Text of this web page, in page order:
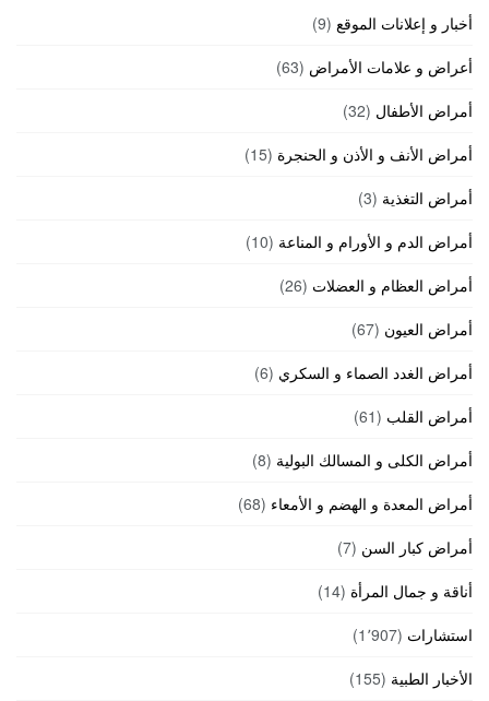
أخبار و إعلانات الموقع (9)
أعراض و علامات الأمراض (63)
أمراض الأطفال (32)
أمراض الأنف و الأذن و الحنجرة (15)
أمراض التغذية (3)
أمراض الدم و الأورام و المناعة (10)
أمراض العظام و العضلات (26)
أمراض العيون (67)
أمراض الغدد الصماء و السكري (6)
أمراض القلب (61)
أمراض الكلى و المسالك البولية (8)
أمراض المعدة و الهضم و الأمعاء (68)
أمراض كبار السن (7)
أناقة و جمال المرأة (14)
استشارات (1٬907)
الأخبار الطبية (155)